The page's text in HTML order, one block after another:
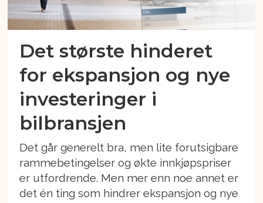
Det største hinderet
for ekspansjon og nye
investeringer i
bilbransjen
Det går generelt bra, men lite forutsigbare
rammebetingelser og økte innkjøpspriser
er utfordrende. Men mer enn noe annet er
det én ting som hindrer ekspansjon og nye